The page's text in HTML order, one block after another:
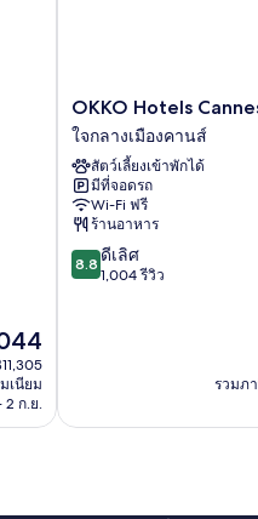
เนียม
2 ก.ย.
OKKO
Hotels
Cannes
Centre
ใจกลาง
เมือง
คาน
ส์
OKKO Hotels
ใจกลางเมืองคานส์
สัตว์เลี้ยงเข้าพักได้
มีที่จอดรถ
Wi-Fi ฟรี
ร้านอาหาร
8.8
จาก
8.8 ดีเลิศ
1,004 รีวิว
รวมภ